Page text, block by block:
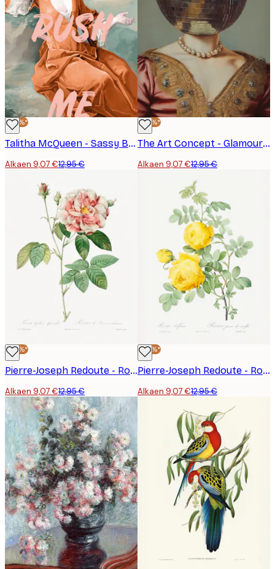
-30%*
Talitha McQueen - Sassy Bubble Gum Portrait Juliste
Alkaen 9,07 €12,95 €
-30%*
The Art Concept - Glamouroosi Disko Muotokuva Juliste
Alkaen 9,07 €12,95 €
-30%*
Pierre-Joseph Redoute - Rosa Gallica (1817–1824), Les Rose Juliste
Alkaen 9,07 €12,95 €
-30%*
Pierre-Joseph Redoute - Rosa Hemisphaerica, Les Roses (1817–1824) Juliste
Alkaen 9,07 €12,95 €